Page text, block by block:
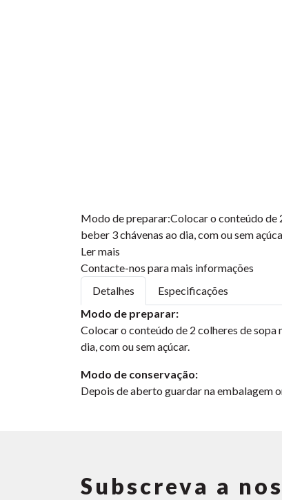
Modo de preparar:Colocar o conteúdo de
beber 3 chávenas ao dia, com ou sem
Ler mais
Contacte-nos para mais informações
Detalhes
Especificações
Modo de preparar:
Colocar o conteúdo de 2 colheres de sopa
dia, com ou sem açúcar.
Modo de conservação:
Depois de aberto guardar na embalagem
Subscreva a